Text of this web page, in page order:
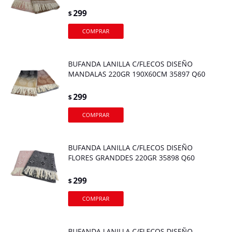
$299
BUFANDA LANILLA C/FLECOS DISEÑO
MANDALAS 220GR 190X60CM 35897 Q60
$299
BUFANDA LANILLA C/FLECOS DISEÑO
FLORES GRANDDES 220GR 35898 Q60
$299